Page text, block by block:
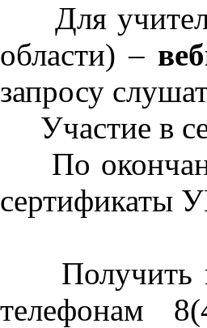
Для
области) –
запросу
Участие в
По
сертификаты
Получить
телефонам